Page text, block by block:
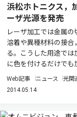
浜松ホトニクス，
ーザ光源を発売
レーザ加工では金属
溶着や異種材料の接
る。こうした用途で
に色を付けるだけでも
Web記事 ニュース 光関
2014.05.14